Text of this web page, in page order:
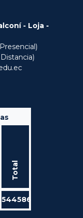
- Loja -
Total
544586